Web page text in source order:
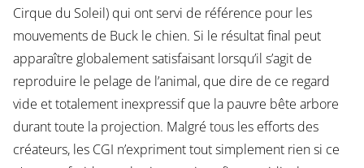
Cirque du Soleil) qui ont servi de référence pour les
mouvements de Buck le chien. Si le résultat final peut
apparaître globalement satisfaisant lorsqu’il s’agit de
reproduire le pelage de l’animal, que dire de ce regard
vide et totalement inexpressif que la pauvre bête arbore
durant toute la projection. Malgré tous les efforts des
créateurs, les CGI n’expriment tout simplement rien si ce